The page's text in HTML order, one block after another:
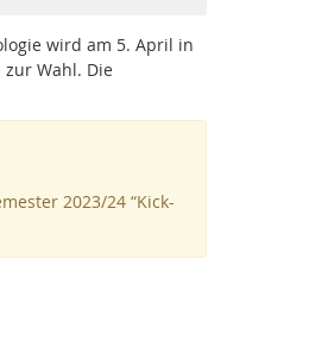
wird am 5. April in
Wahl. Die
2023/24 “Kick-